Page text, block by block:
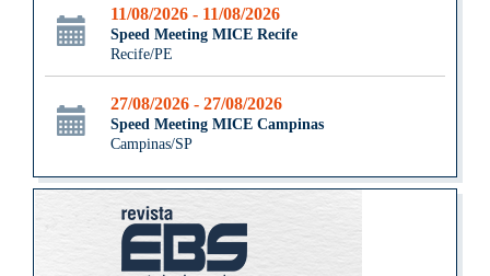
11/08/2026 - 11/08/2026
Speed Meeting MICE Recife
Recife/PE
27/08/2026 - 27/08/2026
Speed Meeting MICE Campinas
Campinas/SP